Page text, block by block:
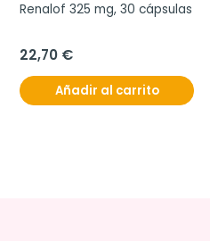
Renalof 325 mg, 30 cápsulas
22,70 €
Añadir al carrito